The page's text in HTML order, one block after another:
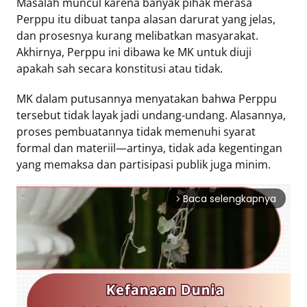
Perppu itu dibuat tanpa alasan darurat yang jelas,
dan prosesnya kurang melibatkan masyarakat.
Akhirnya, Perppu ini dibawa ke MK untuk diuji
apakah sah secara konstitusi atau tidak.
MK dalam putusannya menyatakan bahwa Perppu
tersebut tidak layak jadi undang-undang. Alasannya,
proses pembuatannya tidak memenuhi syarat
formal dan materiil—artinya, tidak ada kegentingan
yang memaksa dan partisipasi publik juga minim.
arrow_forward_ios Baca selengkapnya
Tentang
Retizen
Do's
Dont's
Rules
Cara
Menjadi
Retizen